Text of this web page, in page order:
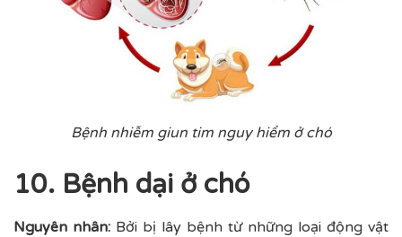
Bệnh nhiễm giun tim nguy hiểm ở chó
10. Bệnh dại ở chó
Nguyên nhân: Bởi bị lây bệnh từ những loại động vật